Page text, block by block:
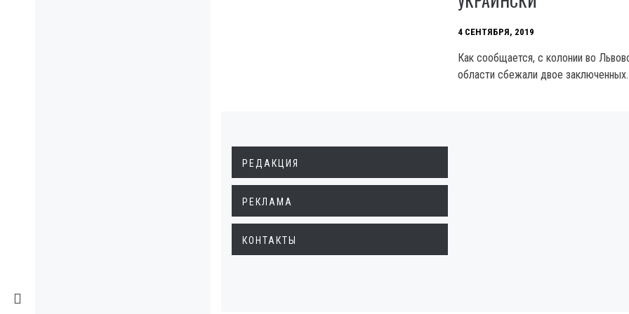
4 СЕНТЯБРЯ, 2019
Как сообщается, с колонии во
области сбежали двое заключенных.
РЕДАКЦИЯ
РЕКЛАМА
КОНТАКТЫ